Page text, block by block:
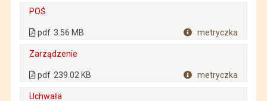
POŚ
pdf 3.56 MB metryczka
Zarządzenie
pdf 239.02 KB metryczka
Uchwała